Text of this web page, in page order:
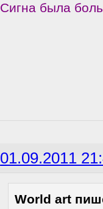
Сигна была
01.09.2011
World art